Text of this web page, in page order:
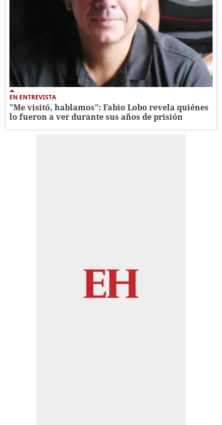
EN ENTREVISTA
"Me visitó, hablamos": Fabio Lobo revela quiénes
lo fueron a ver durante sus años de prisión